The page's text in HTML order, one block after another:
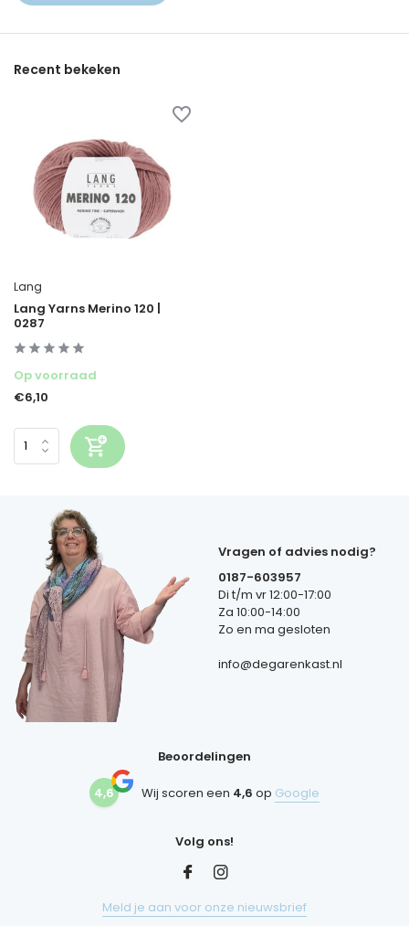
Recent bekeken
Lang
Lang Yarns Merino 120 |
0287
Op voorraad
€6,10
Vragen of advies nodig?
0187-603957
Di t/m vr 12:00-17:00
Za 10:00-14:00
Zo en ma gesloten
info@degarenkast.nl
Beoordelingen
4,6 Wij scoren een 4,6 op Google
Volg ons!
Meld je aan voor onze nieuwsbrief